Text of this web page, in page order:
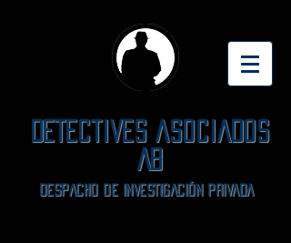
DETECTIVES ASOCIADOS
AB
DeSPACHO DE INVESTIGACIÓN PRIVADA